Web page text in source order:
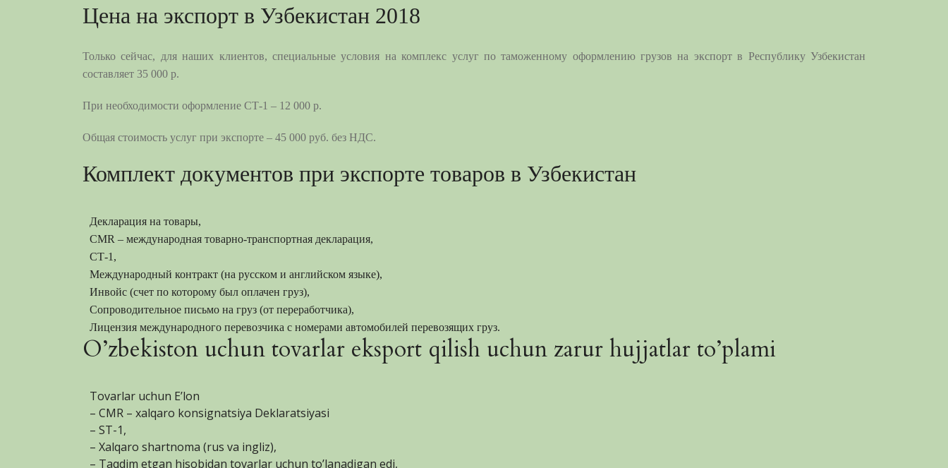
Цена на экспорт в Узбекистан 2018
Только сейчас, для наших клиентов, специальные условия на комплекс услуг по таможенному оформлению грузов на экспорт в Республику Узбекистан
составляет 35 000 р.
При необходимости оформление СТ-1 – 12 000 р.
Общая стоимость услуг при экспорте – 45 000 руб. без НДС.
Комплект документов при экспорте товаров в Узбекистан
Декларация на товары,
CMR – международная товарно-транспортная декларация,
СТ-1,
Международный контракт (на русском и английском языке),
Инвойс (счет по которому был оплачен груз),
Сопроводительное письмо на груз (от переработчика),
Лицензия международного перевозчика с номерами автомобилей перевозящих груз.
O’zbekiston uchun tovarlar eksport qilish uchun zarur hujjatlar to’plami
Tovarlar uchun E’lon
– CMR – xalqaro konsignatsiya Deklaratsiyasi
– ST-1,
– Xalqaro shartnoma (rus va ingliz),
– Taqdim etgan hisobidan tovarlar uchun to’lanadigan edi,